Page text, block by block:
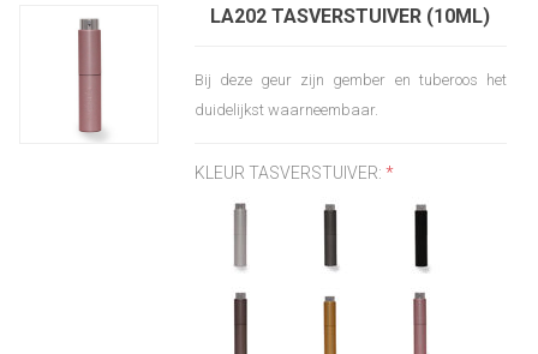
LA202 TASVERSTUIVER (10ML)
Bij deze geur zijn gember en tuberoos het
duidelijkst waarneembaar.
KLEUR TASVERSTUIVER: *